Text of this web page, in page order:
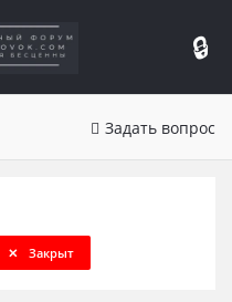
Задать вопрос
Закрыт